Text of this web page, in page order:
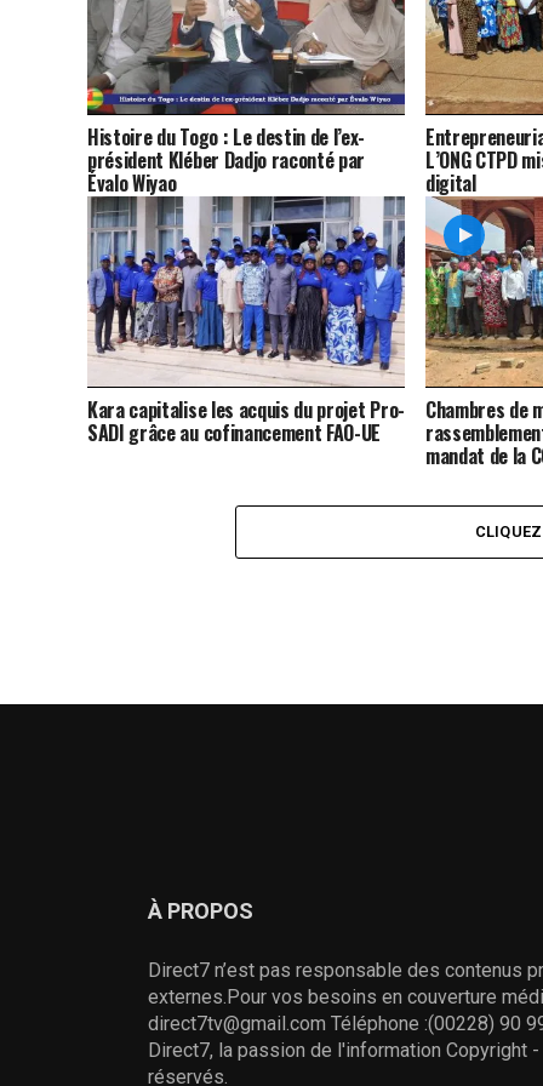
Histoire du Togo : Le destin de l’ex-
président Kléber Dadjo raconté par
Évalo Wiyao
L’ONG CTPD
digital
Kara capitalise les acquis du projet Pro-
SADI grâce au cofinancement FAO-UE
Chambres de
mandat de la
À PROPOS
Direct7 n’est pas responsable des contenus
externes.Pour vos besoins en couverture
direct7tv@gmail.com Téléphone :(00228) 90
Direct7, la passion de l'information Copyright
réservés.